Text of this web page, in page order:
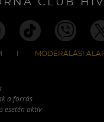
CLUB
MODERÁLÁSI
a forrás
esetén aktív